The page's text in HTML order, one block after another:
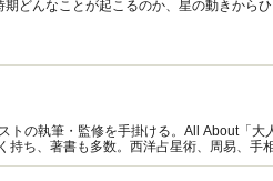
どんなことが起こるのか、星の動きから
トの執筆・監修を手掛ける。All About「大
持ち、著書も多数。西洋占星術、周易、手